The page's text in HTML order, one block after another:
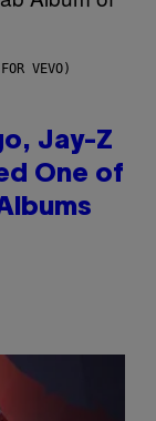
VEVO)
Jay-Z
One of